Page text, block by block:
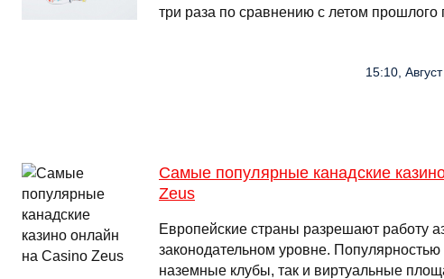
три раза по сравнению с летом прошлого
15:10,
Самые популярные канадские
Zeus
Европейские страны разрешают работу
законодательном уровне. Популярностью
наземные клубы, так и виртуальные